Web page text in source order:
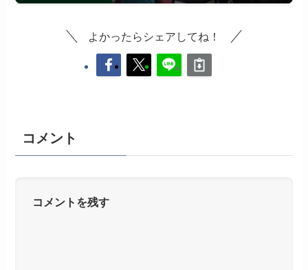
よかったらシェアしてね！
コメント
コメントを残す